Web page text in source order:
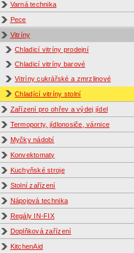
Varná technika
Pece
Vitríny
Chladicí vitríny prodejní
Chladicí vitríny barové
Vitríny cukrářské a zmrzlinové
Chladící vitríny stolní
Zařízení pro ohřev a výdej jídel
Termoporty, jídlonosiče, várnice
Myčky nádobí
Konvektomaty
Kuchyňské stroje
Stolní zařízení
Nápojová technika
Regály IN-FIX
Doplňková zařízení
KitchenAid